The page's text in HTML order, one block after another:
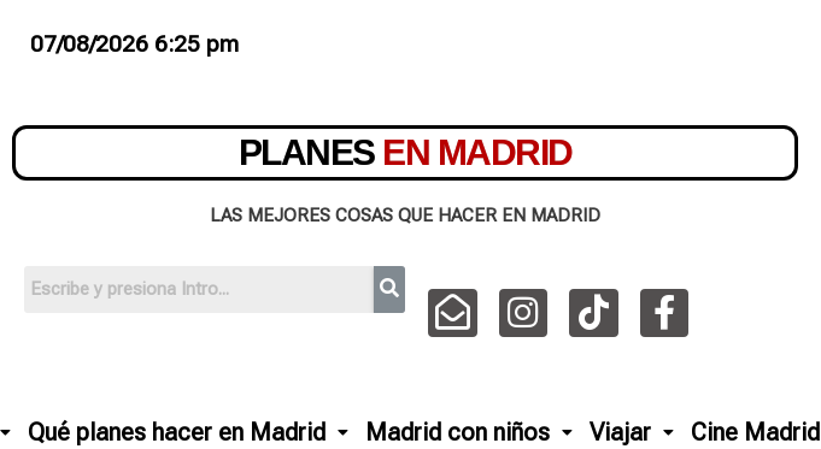
07/08/2026 6:25 pm
PLANES EN MADRID
LAS MEJORES COSAS QUE HACER EN MADRID
Qué planes hacer en Madrid Madrid con niños Viajar Cine Madrid